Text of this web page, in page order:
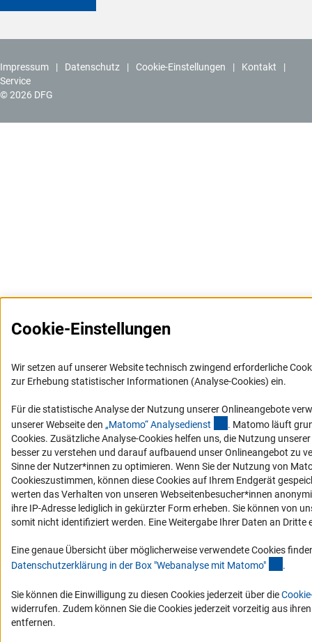
© 2026 DFG
Impressum Datenschutz Cookie-Einstellungen
Kontakt
Service
Cookie-Einstellungen
Wir setzen auf unserer Website technisch zwingend erforderliche
zur Erhebung statistischer Informationen (Analyse-Cookies) ein.
Für die statistische Analyse der Nutzung unserer Onlineangebote
unserer Webseite den „Matomo“ Analysedienst (externer Link)
. Matomo läuft
Cookies. Zusätzliche Analyse-Cookies helfen uns, die Nutzung
besser zu verstehen und darauf aufbauend unser Onlineangebot zu
Sinne der Nutzer*innen zu optimieren. Wenn Sie der Nutzung von
Cookieszustimmen, können diese Cookies auf Ihrem Endgerät
werten das Verhalten von unseren Webseitenbesucher*innen
ihre IP-Adresse lediglich in gekürzter Form erheben. Sie können von
somit nicht identifiziert werden. Eine Weitergabe Ihrer Daten an Dritte
Eine genaue Übersicht über möglicherweise verwendete Cookies
Datenschutzerklärung in der Box "Webanalyse mit Matomo" .
Sie können die Einwilligung zu diesen Cookies jederzeit über die
widerrufen. Zudem können Sie die Cookies jederzeit vorzeitig aus
entfernen.